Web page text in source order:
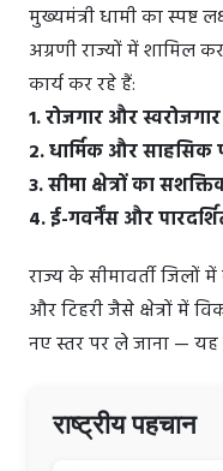
मुख्यमंत्री धामी का
अग्रणी राज्यों में शामिल
कार्य कर रहे हैं:
1. रोजगार और
2. धार्मिक और
3. सीमा क्षेत्रों का
4. ई-गवर्नेंस और
राज्य के सीमावर्ती जिलों
और टिहरी जैसे क्षेत्रों में
नए स्तर पर ले जाना —
राष्ट्रीय पहचान